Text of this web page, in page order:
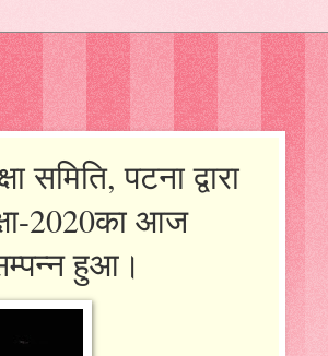
समिति, पटना द्वारा
2020का आज
हुआ।